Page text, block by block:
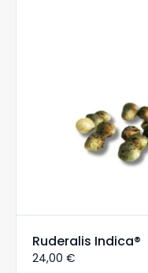
Ruderalis Indica®
24,00 €